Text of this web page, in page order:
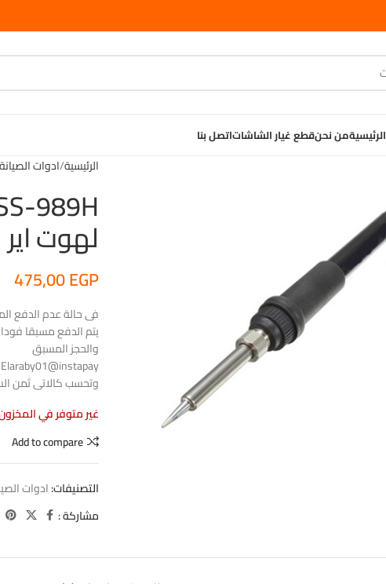
الرئيسيةمن نحنقطع غيار الشاشاتاتصل بنا
الرئيسية ادوات الصيانة
لهوت اير
475,00EGP
فى حالة عدم الدفع
والحجز المسبق
Elaraby01@instapay فودافون كاش 01004682935
وتحسب كالاتى ثمن
غير متوفر في
Add to compare
التصنيفات:ادوات
مشاركة :